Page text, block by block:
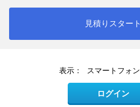
見積りスタート
表示： スマートフォン
ログイン